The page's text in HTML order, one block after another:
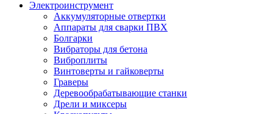
Электроинструмент
Аккумуляторные отвертки
Аппараты для сварки ПВХ
Болгарки
Вибраторы для бетона
Виброплиты
Винтоверты и гайковерты
Граверы
Деревообрабатывающие станки
Дрели и миксеры